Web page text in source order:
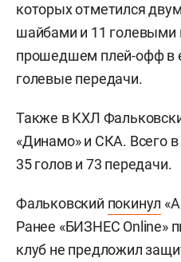
которых отметился
шайбами и 11 голевыми
прошедшем плей-офф в
голевые передачи.
Также в КХЛ
«Динамо» и СКА. Всего
35 голов и 73 передачи.
Фальковский покинул
Ранее «БИЗНЕС Online»
клуб не предложил